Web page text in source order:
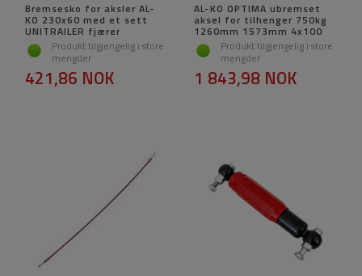
Bremsesko for aksler AL-
KO 230x60 med et sett
UNITRAILER fjærer
Produkt tilgjengelig i store
mengder
421,86 NOK
AL-KO OPTIMA ubremset
aksel for tilhenger 750kg
1260mm 1573mm 4x100
Produkt tilgjengelig i store
mengder
1 843,98 NOK